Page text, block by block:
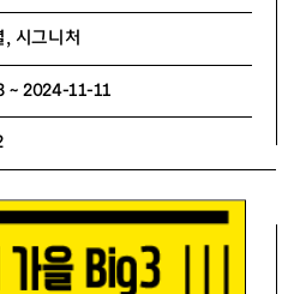
시그니처
~ 2024-11-11